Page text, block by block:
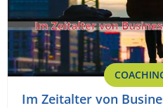
Im Zeitalter von